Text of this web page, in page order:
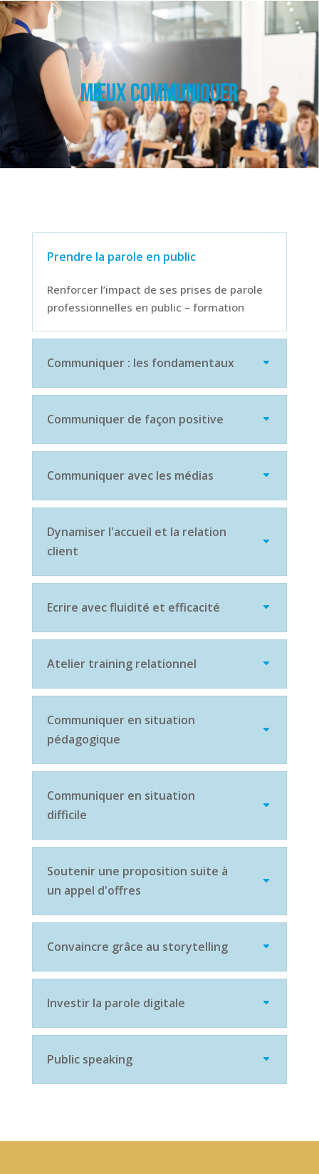
Mieux communiquer
Prendre la parole en public
Renforcer l’impact de ses prises de parole
professionnelles en public – formation
Communiquer : les fondamentaux
Communiquer de façon positive
Communiquer avec les médias
Dynamiser l'accueil et la relation
client
Ecrire avec fluidité et efficacité
Atelier training relationnel
Communiquer en situation
pédagogique
Communiquer en situation
difficile
Soutenir une proposition suite à
un appel d'offres
Convaincre grâce au storytelling
Investir la parole digitale
Public speaking